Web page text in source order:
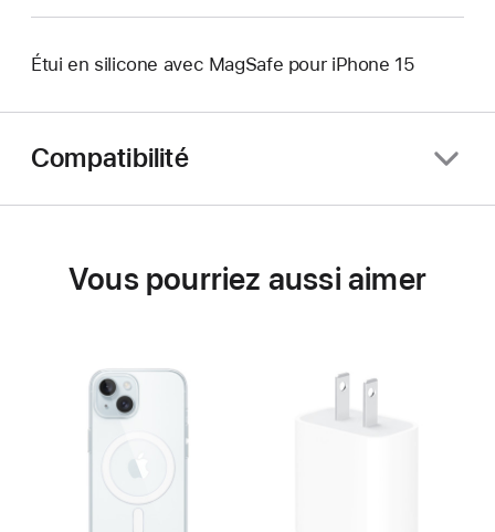
Étui en silicone avec MagSafe pour iPhone 15
Compatibilité
Vous pourriez aussi aimer